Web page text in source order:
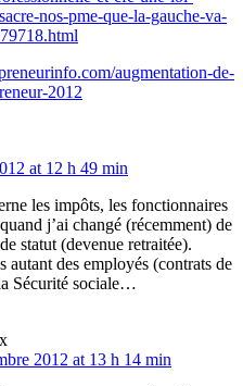
nos-pme-que-la-gauche-va-
augmentation-de-
2012
at 12 h 49 min
les impôts, les fonctionnaires
j’ai changé (récemment) de
statut (devenue retraitée).
autant des employés (contrats de
Sécurité sociale…
2012 at 13 h 14 min